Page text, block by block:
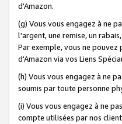
d'Amazon.
(g) Vous vous engagez à ne
l'argent, une remise, un
Par exemple, vous ne
d'Amazon via vos Liens
(h) Vous vous engagez à ne
soumis par toute personne
(i) Vous vous engagez à ne
compte utilisées par nos